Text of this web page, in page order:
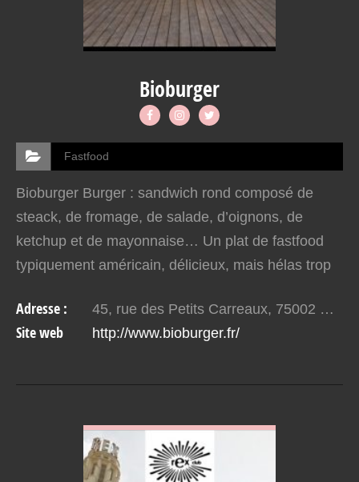
Bioburger
Fastfood
Bioburger Burger : sandwich rond composé de
steack, de fromage, de salade, d’oignons, de
ketchup et de mayonnaise… Un plat de fastfood
typiquement américain, délicieux, mais hélas trop
relevé le défi et…
Adresse : 45, rue des Petits Carreaux, 75002 Paris
Site web http://www.bioburger.fr/